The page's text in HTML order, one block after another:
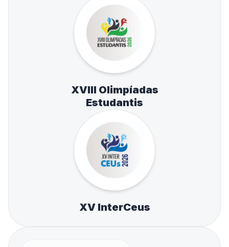
XVIII Olimpíadas
Estudantis
XV InterCeus